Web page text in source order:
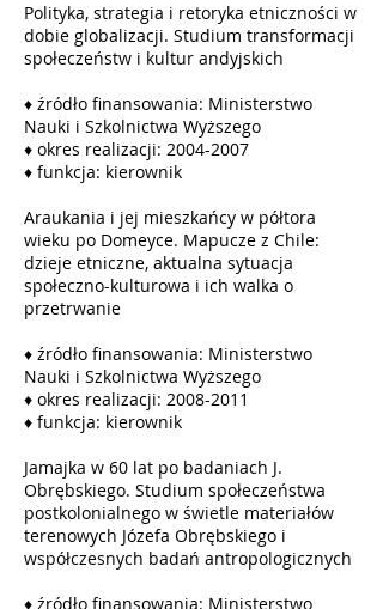
Polityka, strategia i retoryka etniczności w
dobie globalizacji. Studium transformacji
społeczeństw i kultur andyjskich
♦ źródło finansowania: Ministerstwo
Nauki i Szkolnictwa Wyższego
♦ okres realizacji: 2004-2007
♦ funkcja: kierownik
Araukania i jej mieszkańcy w półtora
wieku po Domeyce. Mapucze z Chile:
dzieje etniczne, aktualna sytuacja
społeczno-kulturowa i ich walka o
przetrwanie
♦ źródło finansowania: Ministerstwo
Nauki i Szkolnictwa Wyższego
♦ okres realizacji: 2008-2011
♦ funkcja: kierownik
Jamajka w 60 lat po badaniach J.
Obrębskiego. Studium społeczeństwa
postkolonialnego w świetle materiałów
terenowych Józefa Obrębskiego i
współczesnych badań antropologicznych
♦ źródło finansowania: Ministerstwo